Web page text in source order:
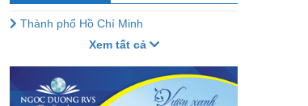
Thành phố Hồ Chí Minh
Xem tất cả